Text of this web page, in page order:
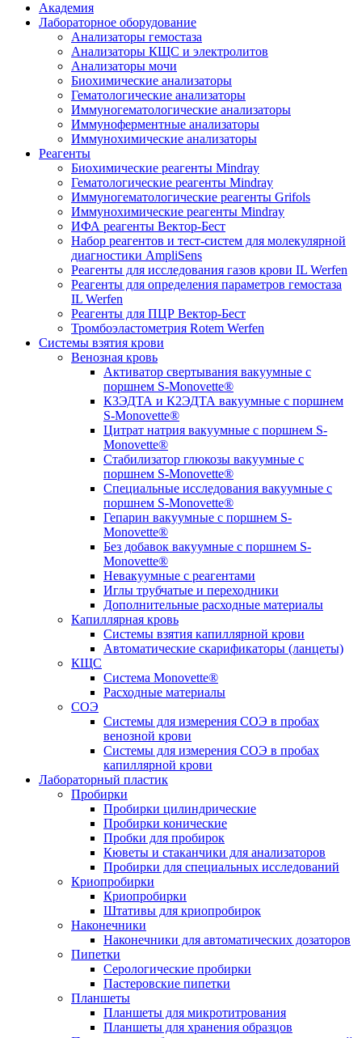
Академия
Лабораторное оборудование
Анализаторы гемостаза
Анализаторы КЩС и электролитов
Анализаторы мочи
Биохимические анализаторы
Гематологические анализаторы
Иммуногематологические анализаторы
Иммуноферментные анализаторы
Иммунохимические анализаторы
Реагенты
Биохимические реагенты Mindray
Гематологические реагенты Mindray
Иммуногематологические реагенты Grifols
Иммунохимические реагенты Mindray
ИФА реагенты Вектор-Бест
Набор реагентов и тест-систем для молекулярной
диагностики AmpliSens
Реагенты для исследования газов крови IL Werfen
Реагенты для определения параметров гемостаза
IL Werfen
Реагенты для ПЦР Вектор-Бест
Тромбоэластометрия Rotem Werfen
Системы взятия крови
Венозная кровь
Активатор свертывания вакуумные с
поршнем S-Monovette®
К3ЭДТА и К2ЭДТА вакуумные с поршнем
S-Monovette®
Цитрат натрия вакуумные с поршнем S-
Monovette®
Стабилизатор глюкозы вакуумные с
поршнем S-Monovette®
Специальные исследования вакуумные с
поршнем S-Monovette®
Гепарин вакуумные с поршнем S-
Monovette®
Без добавок вакуумные с поршнем S-
Monovette®
Невакуумные с реагентами
Иглы трубчатые и переходники
Дополнительные расходные материалы
Капиллярная кровь
Системы взятия капиллярной крови
Автоматические скарификаторы (ланцеты)
КЩС
Система Monovette®
Расходные материалы
СОЭ
Системы для измерения СОЭ в пробах
венозной крови
Системы для измерения СОЭ в пробах
капиллярной крови
Лабораторный пластик
Пробирки
Пробирки цилиндрические
Пробирки конические
Пробки для пробирок
Кюветы и стаканчики для анализаторов
Пробирки для специальных исследований
Криопробирки
Криопробирки
Штативы для криопробирок
Наконечники
Наконечники для автоматических дозаторов
Пипетки
Серологические пробирки
Пастеровские пипетки
Планшеты
Планшеты для микротитрования
Планшеты для хранения образцов